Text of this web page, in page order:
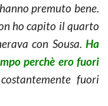
premuto bene.
ho capito il quarto
con Sousa. Ha
perchè ero fuori
fuori